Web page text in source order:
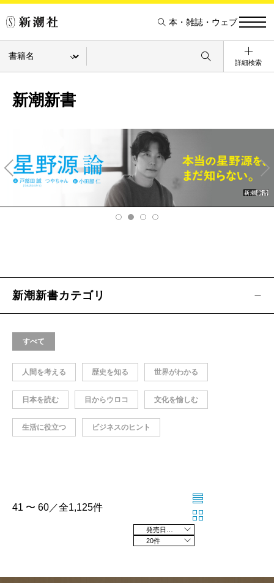
本・雑誌・ウェブ
詳細検索
新潮新書
v
Ne
xt
新潮新書カテゴリ
すべて
人間を考える 歴史を知る 世界がわかる
日本を読む 目からウロコ 文化を愉しむ
生活に役立つ ビジネスのヒント
41 〜 60／全1,125件
20件